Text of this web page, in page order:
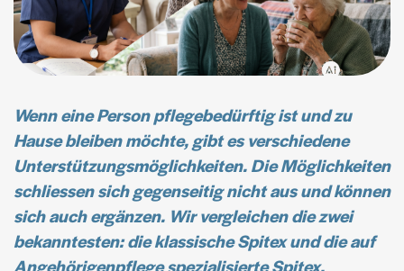
Wenn eine Person pflegebedürftig ist und zu
Hause bleiben möchte, gibt es verschiedene
Unterstützungsmöglichkeiten. Die Möglichkeiten
schliessen sich gegenseitig nicht aus und können
sich auch ergänzen. Wir vergleichen die zwei
bekanntesten: die klassische Spitex und die auf
Angehörigenpflege spezialisierte Spitex.